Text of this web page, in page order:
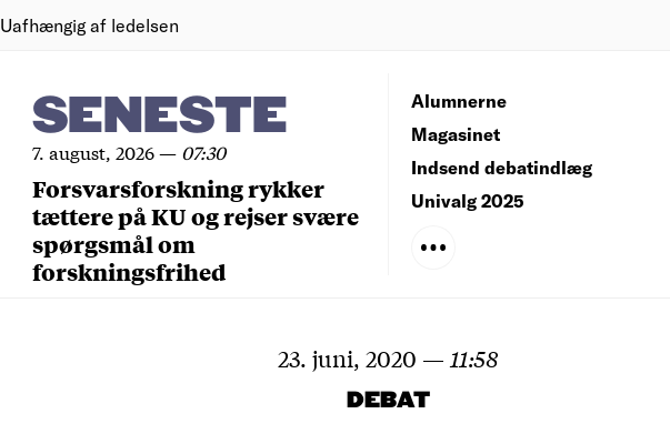
Uafhængig af ledelsen
SENESTE
7. august, 2026— 07:30
Forsvarsforskning rykker
tættere på KU og rejser svære
spørgsmål om
forskningsfrihed
Alumnerne
Magasinet
Indsend debatindlæg
Univalg 2025
23. juni, 2020 — 11:58
DEBAT